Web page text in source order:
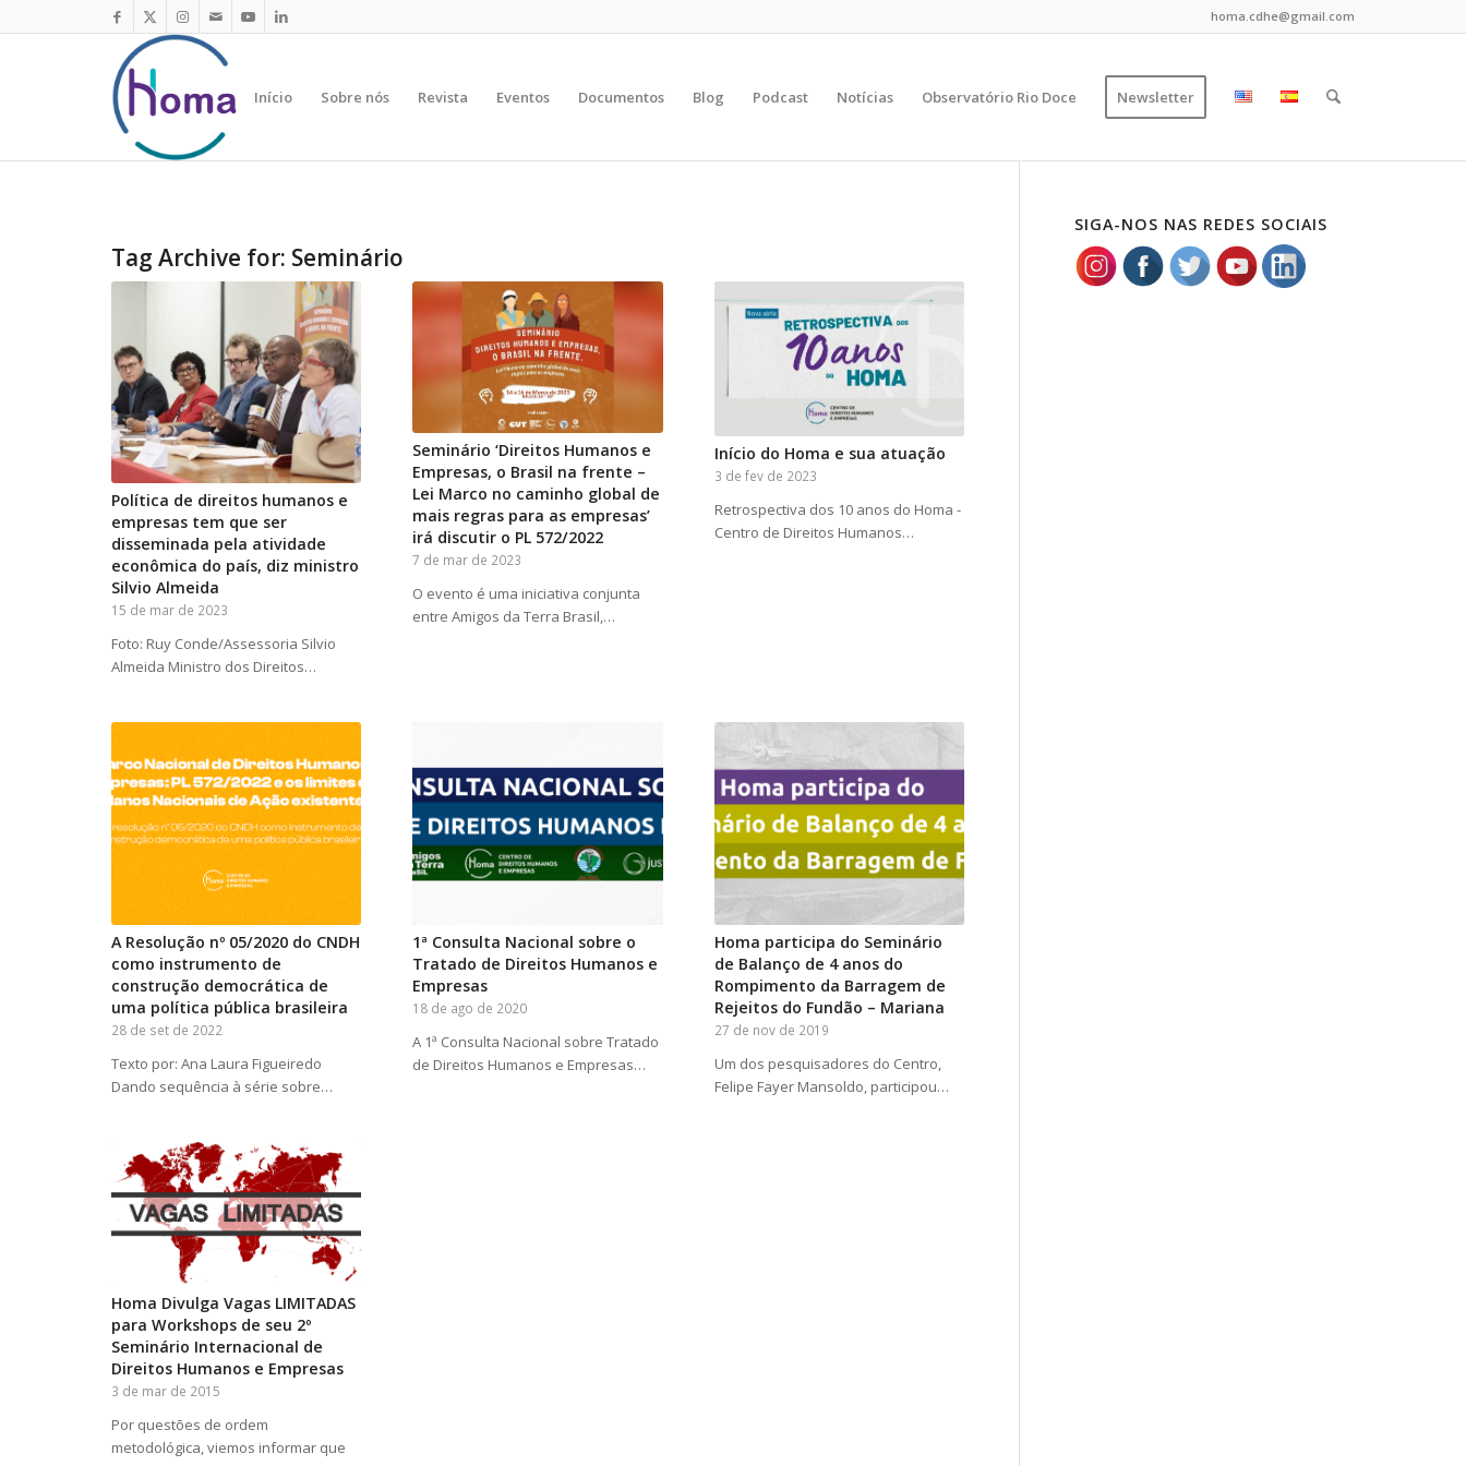
homa.cdhe@gmail.com
Início Sobre nós Revista Eventos Documentos Blog Podcast Notícias Observatório Rio Doce Newsletter
Tag Archive for: Seminário
Política de direitos humanos e
empresas tem que ser
disseminada pela atividade
econômica do país, diz ministro
Silvio Almeida
15 de mar de 2023
Foto: Ruy Conde/Assessoria Silvio
Almeida Ministro dos Direitos…
Seminário ‘Direitos Humanos e
Empresas, o Brasil na frente –
Lei Marco no caminho global de
mais regras para as empresas’
irá discutir o PL 572/2022
7 de mar de 2023
O evento é uma iniciativa conjunta
entre Amigos da Terra Brasil,…
Início do Homa e sua atuação
3 de fev de 2023
Retrospectiva dos 10 anos do Homa -
Centro de Direitos Humanos…
A Resolução nº 05/2020 do CNDH
como instrumento de
construção democrática de
uma política pública brasileira
28 de set de 2022
Texto por: Ana Laura Figueiredo
Dando sequência à série sobre…
1ª Consulta Nacional sobre o
Tratado de Direitos Humanos e
Empresas
18 de ago de 2020
A 1ª Consulta Nacional sobre Tratado
de Direitos Humanos e Empresas…
Homa participa do Seminário
de Balanço de 4 anos do
Rompimento da Barragem de
Rejeitos do Fundão – Mariana
27 de nov de 2019
Um dos pesquisadores do Centro,
Felipe Fayer Mansoldo, participou…
Homa Divulga Vagas LIMITADAS
para Workshops de seu 2º
Seminário Internacional de
Direitos Humanos e Empresas
3 de mar de 2015
Por questões de ordem
metodológica, viemos informar que
SIGA-NOS NAS REDES SOCIAIS